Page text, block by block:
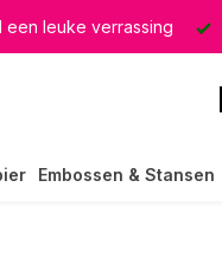
een leuke verrassing
Embossen & Stansen